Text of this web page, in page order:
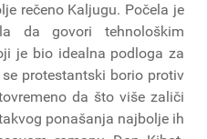
rečeno Kaljugu. Počela je
da govori tehnološkim
je bio idealna podloga za
protestantski borio protiv
da što više zaliči
ponašanja najbolje ih